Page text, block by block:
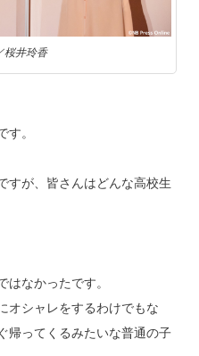
桜井玲香
す。
すが、皆さんはどんな高校生
はなかったです。
オシャレをするわけでもな
帰ってくるみたいな普通の子